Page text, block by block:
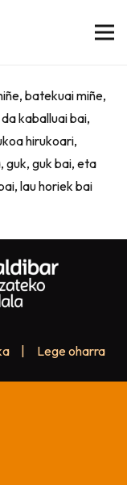
batekuai miñe,
kaballuai bai,
hirukoari,
guk, guk bai, eta
lau horiek bai
Lege oharra